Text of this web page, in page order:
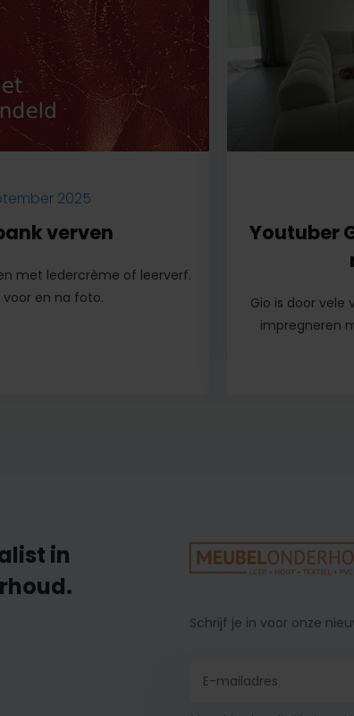
2025
verven
met ledercrème of leerverf.
voor en na foto.
Youtuber
Gio is door vele
impregneren
in
Schrijf je in voor onze